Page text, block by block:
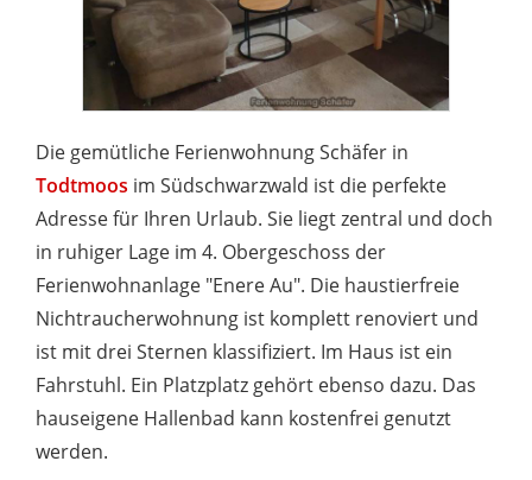
Die gemütliche Ferienwohnung Schäfer in
Todtmoos im Südschwarzwald ist die perfekte
Adresse für Ihren Urlaub. Sie liegt zentral und doch
in ruhiger Lage im 4. Obergeschoss der
Ferienwohnanlage "Enere Au". Die haustierfreie
Nichtraucherwohnung ist komplett renoviert und
ist mit drei Sternen klassifiziert. Im Haus ist ein
Fahrstuhl. Ein Platzplatz gehört ebenso dazu. Das
hauseigene Hallenbad kann kostenfrei genutzt
werden.